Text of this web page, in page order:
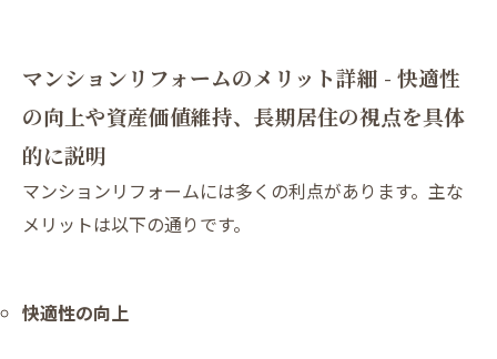
マンションリフォームのメリット詳細 - 快適性
の向上や資産価値維持、長期居住の視点を具体
的に説明
マンションリフォームには多くの利点があります。主な
メリットは以下の通りです。
快適性の向上